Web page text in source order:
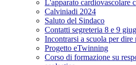
L'apparato cardiovascolare
Calviniadi 2024
Saluto del Sindaco
Contatti segreteria 8 e 9
Incontrarsi a scuola per
Progetto eTwinning
Corso di formazione su